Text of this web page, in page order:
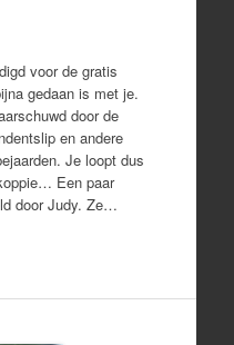
voor de gratis
gedaan is met je.
door de
en andere
Je loopt dus
Een paar
door Judy. Ze…